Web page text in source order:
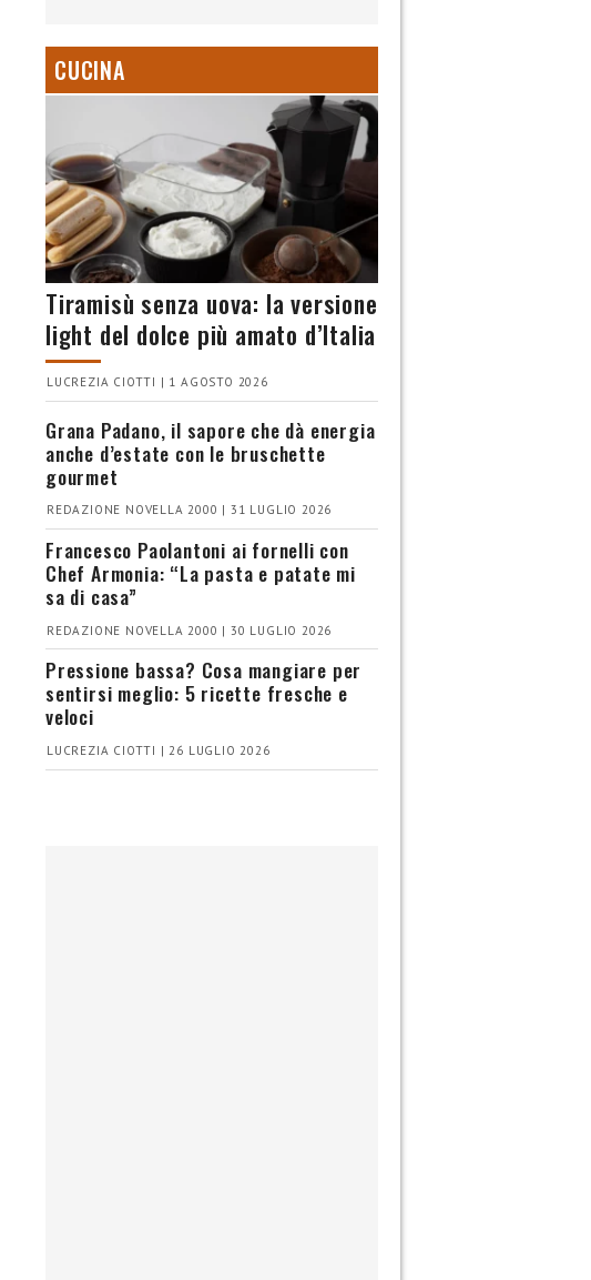
CUCINA
Tiramisù senza uova: la versione
light del dolce più amato d’Italia
LUCREZIA CIOTTI | 1 AGOSTO 2026
Grana Padano, il sapore che dà energia
anche d’estate con le bruschette
gourmet
REDAZIONE NOVELLA 2000 | 31 LUGLIO 2026
Francesco Paolantoni ai fornelli con
Chef Armonia: “La pasta e patate mi
sa di casa”
REDAZIONE NOVELLA 2000 | 30 LUGLIO 2026
Pressione bassa? Cosa mangiare per
sentirsi meglio: 5 ricette fresche e
veloci
LUCREZIA CIOTTI | 26 LUGLIO 2026